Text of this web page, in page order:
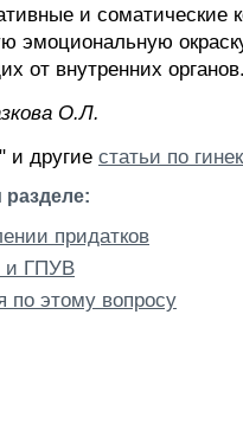
и
эмоциональную
от внутренних органов.
O.Л.
и другие статьи по
разделе:
придатков
и ГПУВ
этому вопросу